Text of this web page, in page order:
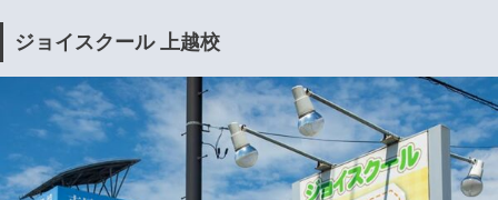
ジョイスクール 上越校